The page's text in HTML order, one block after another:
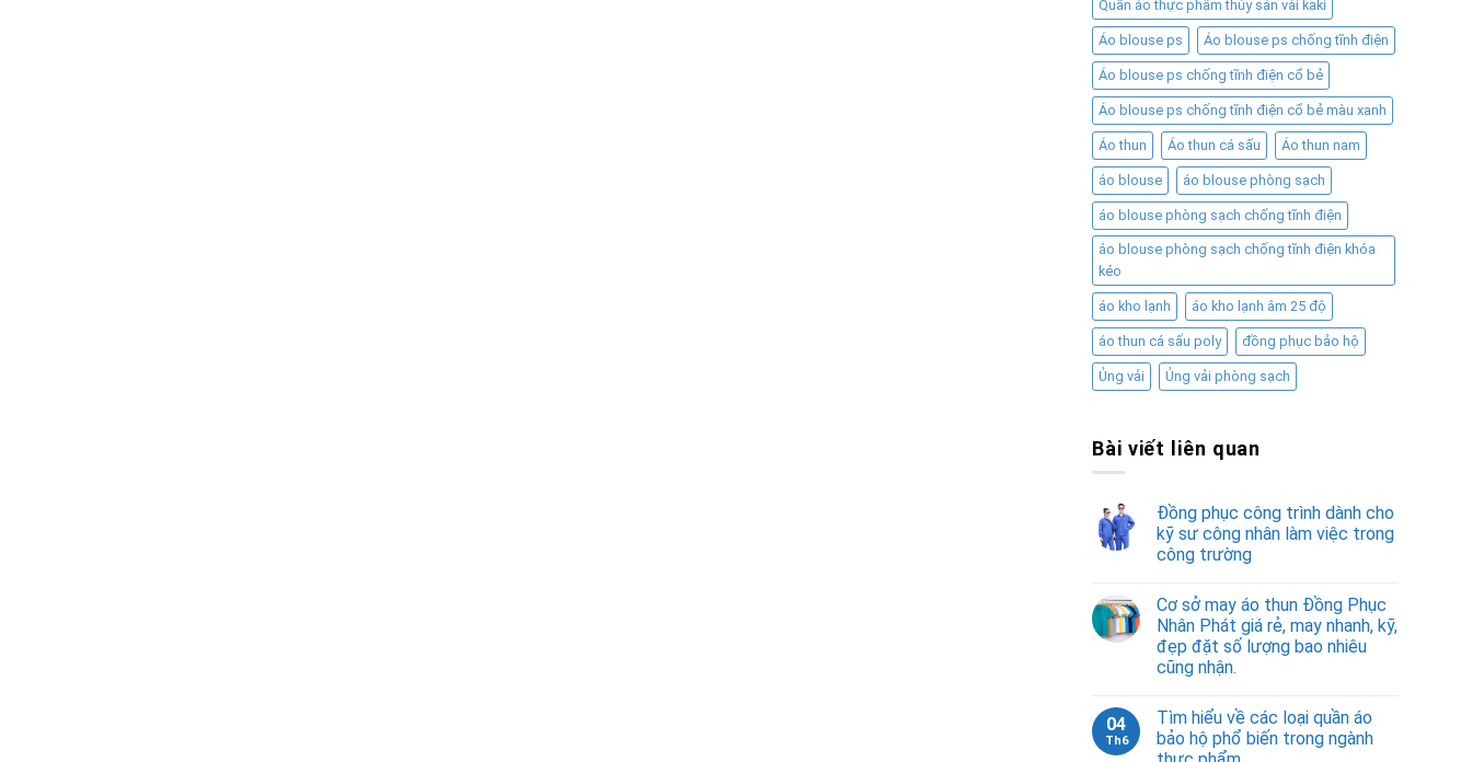
Quần áo thực phẩm thủy sản vải kaki
Áo blouse ps Áo blouse ps chống tĩnh điện
Áo blouse ps chống tĩnh điện cổ bẻ
Áo blouse ps chống tĩnh điện cổ bẻ màu xanh
Áo thun Áo thun cá sấu Áo thun nam
áo blouse áo blouse phòng sạch
áo blouse phòng sạch chống tĩnh điện
áo blouse phòng sạch chống tĩnh điện khóa
kéo
áo kho lạnh áo kho lạnh âm 25 độ
áo thun cá sấu poly đồng phục bảo hộ
Ủng vải Ủng vải phòng sạch
Bài viết liên quan
Đồng phục công trình dành cho
kỹ sư công nhân làm việc trong
công trường
Cơ sở may áo thun Đồng Phục
Nhân Phát giá rẻ, may nhanh, kỹ,
đẹp đặt số lượng bao nhiêu
cũng nhận.
04
Th6
Tìm hiểu về các loại quần áo
bảo hộ phổ biến trong ngành